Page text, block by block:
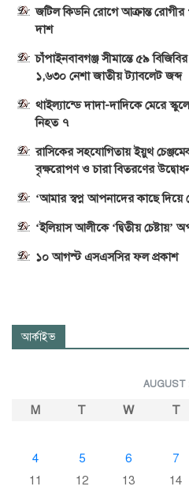
জটিল কিডনি রোগে আক্রান্ত
দাশ
চাঁপাইনবাবগঞ্জ সীমান্তে ৫৯
১,৬৩০ নেশা জাতীয় ট্যাবলেট জব্দ
থাইল্যান্ডে দাদা-দাদিকে মেরে
নিহত ৭
রাসিকের সহযোগিতায় ইয়ুথ
বৃক্ষরোপণ ও চারা বিতরণের
‘আমার স্বপ্ন আপনাদের কাছে দিয়ে
‘ইলিয়াস আলীকে ‘দ্বিতীয়
১০ আগস্ট এসএসসির ফল প্রকাশ
আর্কাইভ
AUGUST
M T W T
4
5 6 7
11
12 13 14